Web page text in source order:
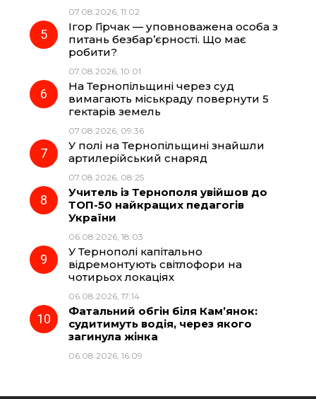
07.08.2026, 11:02
Ігор Гірчак — уповноважена особа з
питань безбар’єрності. Що має
робити?
07.08.2026, 10:01
На Тернопільщині через суд
вимагають міськраду повернути 5
гектарів земель
07.08.2026, 09:36
У полі на Тернопільщині знайшли
артилерійський снаряд
07.08.2026, 08:25
Учитель із Тернополя увійшов до
ТОП-50 найкращих педагогів
України
06.08.2026, 18:03
У Тернополі капітально
відремонтують світлофори на
чотирьох локаціях
06.08.2026, 17:14
Фатальний обгін біля Кам’янок:
судитимуть водія, через якого
загинула жінка
06.08.2026, 16:09